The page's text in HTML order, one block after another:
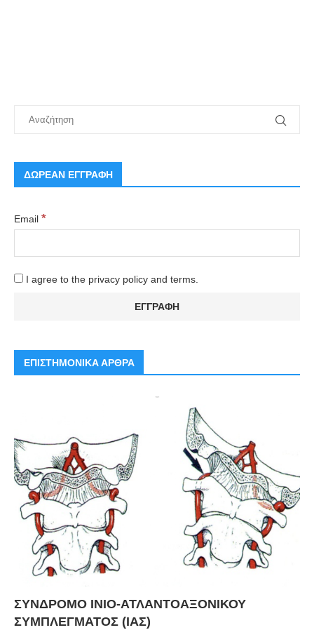
ΔΩΡΕΑΝ ΕΓΓΡΑΦΗ
Email *
I agree to the privacy policy and terms.
ΕΠΙΣΤΗΜΟΝΙΚΑ ΑΡΘΡΑ
ΣΥΝΔΡΟΜΟ ΙΝΙΟ-ΑΤΛΑΝΤΟΑΞΟΝΙΚΟΥ
ΣΥΜΠΛΕΓΜΑΤΟΣ (ΙΑΣ)